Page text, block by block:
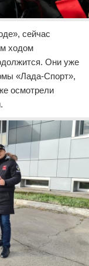
сейчас
ходом
Они уже
«Лада-Спорт»,
осмотрели